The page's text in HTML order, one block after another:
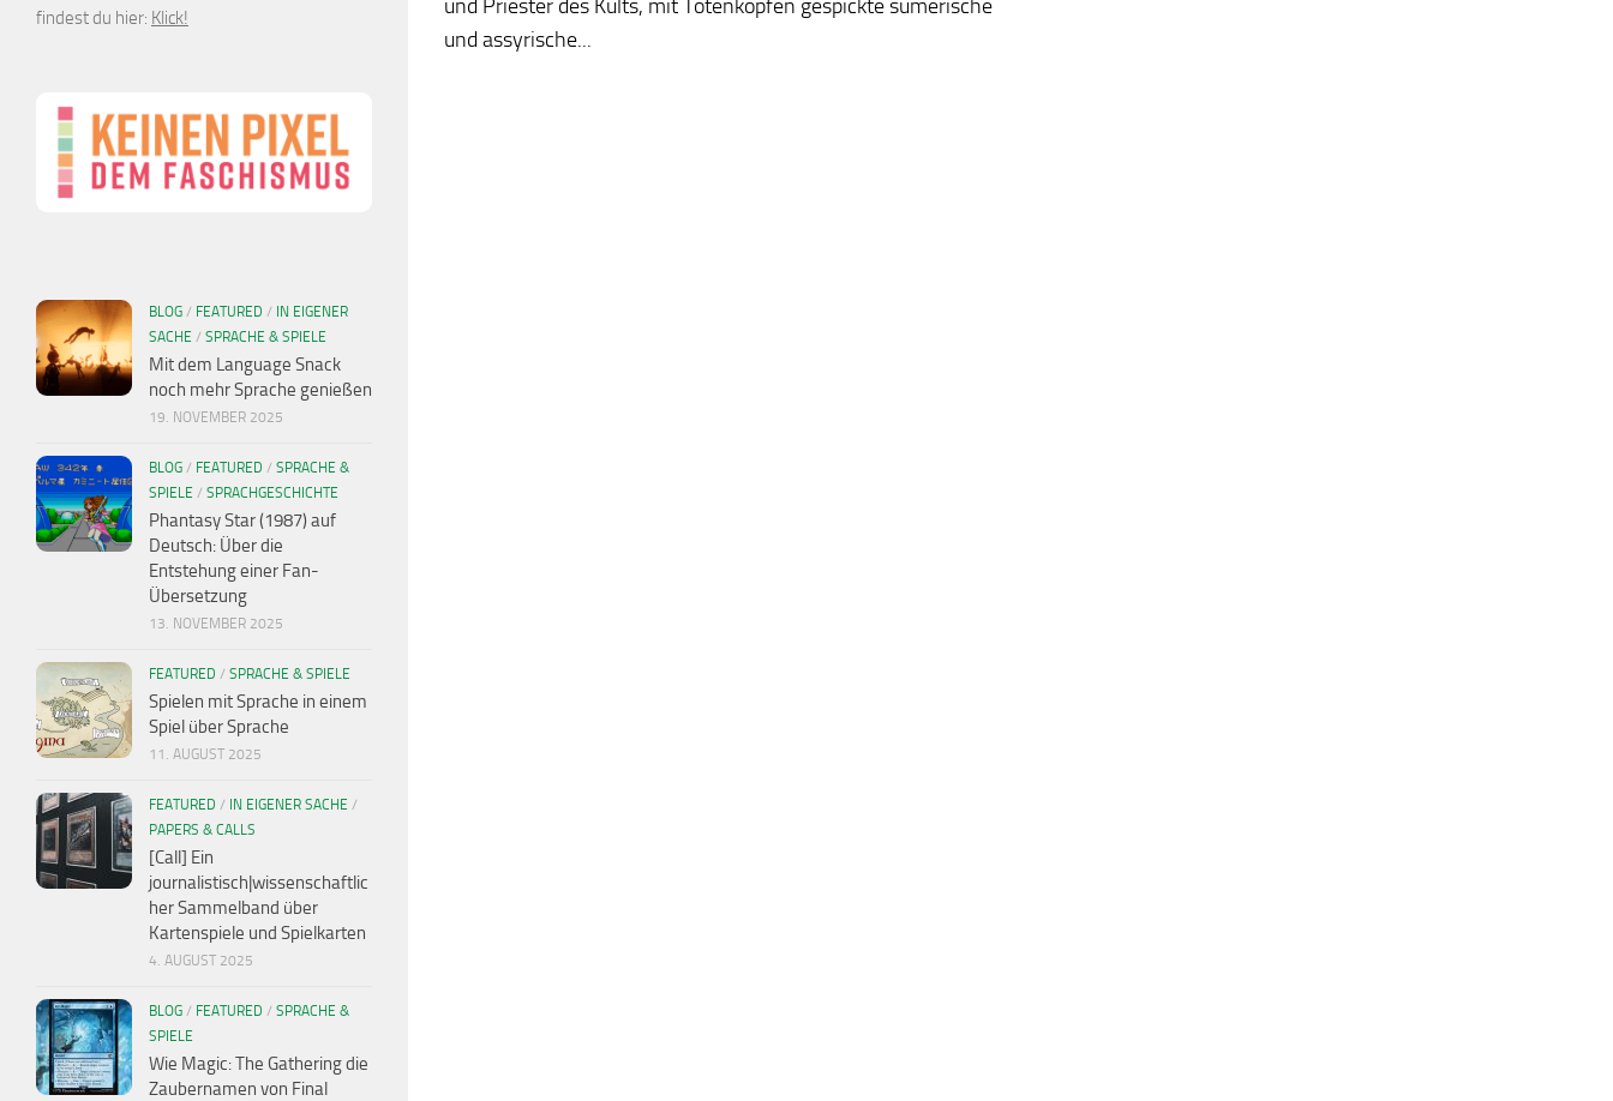
und Priester des Kults, mit Totenköpfen gespickte sumerische
und assyrische...
findest du hier: Klick!
BLOG / FEATURED / IN EIGENER
SACHE / SPRACHE & SPIELE
Mit dem Language Snack
noch mehr Sprache genießen
19. NOVEMBER 2025
BLOG / FEATURED / SPRACHE &
SPIELE / SPRACHGESCHICHTE
Phantasy Star (1987) auf
Deutsch: Über die
Entstehung einer Fan-
Übersetzung
13. NOVEMBER 2025
FEATURED / SPRACHE & SPIELE
Spielen mit Sprache in einem
Spiel über Sprache
11. AUGUST 2025
FEATURED / IN EIGENER SACHE /
PAPERS & CALLS
[Call] Ein
journalistisch|wissenschaftlic
her Sammelband über
Kartenspiele und Spielkarten
4. AUGUST 2025
BLOG / FEATURED / SPRACHE &
SPIELE
Wie Magic: The Gathering die
Zaubernamen von Final